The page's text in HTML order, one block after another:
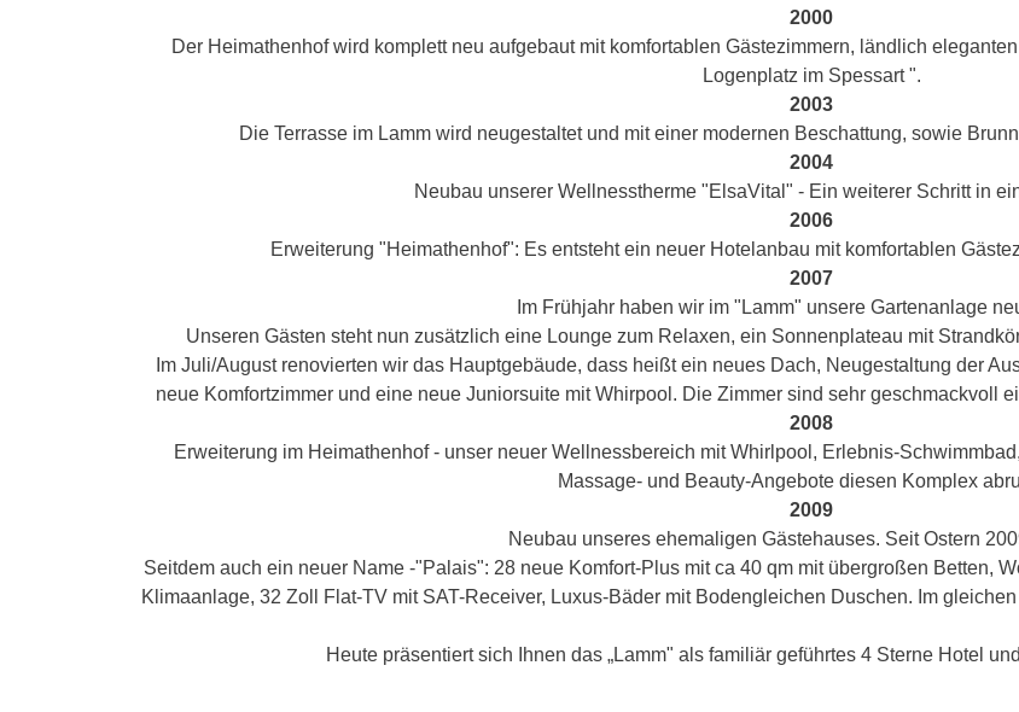
2000
Der Heimathenhof wird komplett neu aufgebaut mit komfortablen Gästezimmern, ländlich
Logenplatz im Spessart ".
2003
Die Terrasse im Lamm wird neugestaltet und mit einer modernen Beschattung, sowie
2004
Neubau unserer Wellnesstherme "ElsaVital" - Ein weiterer Schritt in
2006
Erweiterung "Heimathenhof": Es entsteht ein neuer Hotelanbau mit komfortablen
2007
Im Frühjahr haben wir im "Lamm" unsere Gartenanlage
Unseren Gästen steht nun zusätzlich eine Lounge zum Relaxen, ein Sonnenplateau mit
Im Juli/August renovierten wir das Hauptgebäude, dass heißt ein neues Dach, Neugestaltung der
neue Komfortzimmer und eine neue Juniorsuite mit Whirpool. Die Zimmer sind sehr geschmackvoll
2008
Erweiterung im Heimathenhof - unser neuer Wellnessbereich mit Whirlpool, Erlebnis-
Massage- und Beauty-Angebote diesen Komplex
2009
Neubau unseres ehemaligen Gästehauses. Seit Ostern
Seitdem auch ein neuer Name -"Palais": 28 neue Komfort-Plus mit ca 40 qm mit übergroßen Betten,
Klimaanlage, 32 Zoll Flat-TV mit SAT-Receiver, Luxus-Bäder mit Bodengleichen Duschen. Im
Heute präsentiert sich Ihnen das „Lamm" als familiär geführtes 4 Sterne Hotel